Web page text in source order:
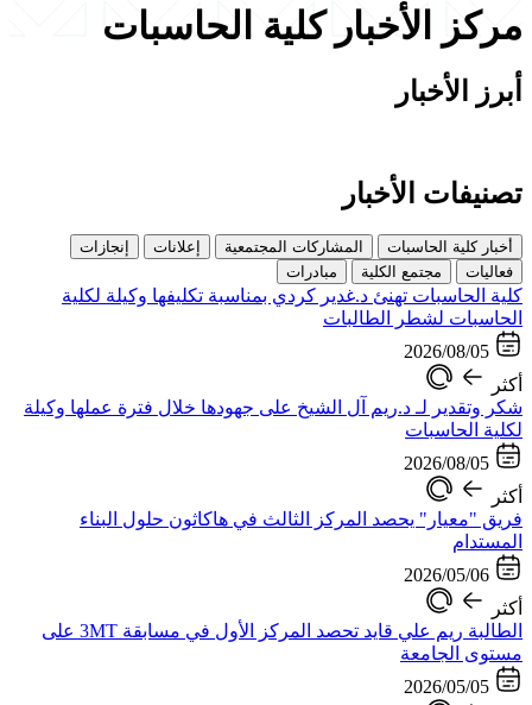
مركز الأخبار كلية الحاسبات
أبرز الأخبار
تصنيفات الأخبار
أخبار كلية الحاسبات المشاركات المجتمعية إعلانات
إنجازات
فعاليات
مجتمع الكلية مبادرات
كلية الحاسبات تهنئ د.غدير كردي بمناسبة تكليفها وكيلة لكلية
الحاسبات لشطر الطالبات
2026/08/05
أكثر
شكر وتقدير لـ د.ريم آل الشيخ على جهودها خلال فترة عملها وكيلة
لكلية الحاسبات
2026/08/05
أكثر
فريق "معيار" يحصد المركز الثالث في هاكاثون حلول البناء
المستدام
2026/05/06
أكثر
الطالبة ريم علي قايد تحصد المركز الأول في مسابقة 3MT على
مستوى الجامعة
2026/05/05